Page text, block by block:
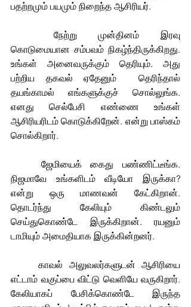
பதற்றமும் பயமும் நிறைந்த ஆசிரியர்.
கொடுமையான சம்பவம் நிகழ்ந்திருக்கிறது.
உங்கள் அனைவருக்கும் தெரியும். அது
பற்றிய தகவல் ஏதேனும்  தெரிந்தால்
தயங்காமல் எங்களுக்குச் சொல்லுங்க.
எனது செல்பேசி எண்ணை உங்கள்
ஆசிரியரிடம் கொடுக்கிறேன். என்று பாஸ்கம்
சொல்கிறார்.
நிஜமாவே உங்களிடம் வீடியோ இருக்கா?
என்று ஒரு மாணவன் கேட்கிறான்.
தொடர்ந்து கேலியும் கிண்டலும்
செய்துகொண்டே இருக்கிறான். ரயனும்
டாமியும் அமைதியாக இருக்கின்றனர்.
	காவல் அலுவலர்களுடன் ஆசிரியை
எட்டாம் வகுப்பை விட்டு வெளியே வருகிறார்.
கேலியாகப் பேசிக்கொண்டே இருந்த